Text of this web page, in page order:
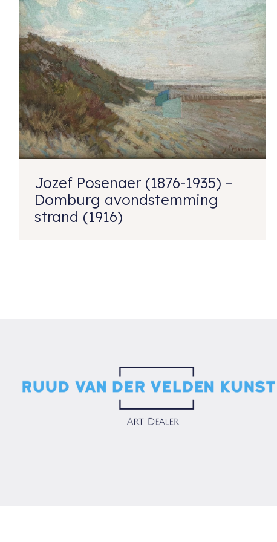
Jozef Posenaer (1876-1935) –
Domburg avondstemming
strand (1916)